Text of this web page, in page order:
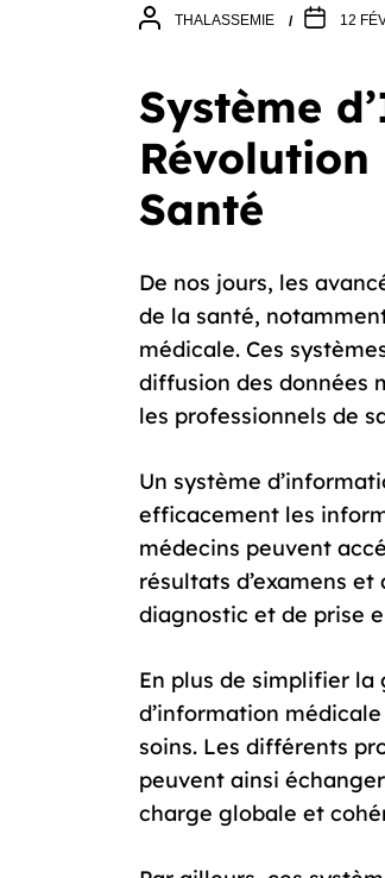
THALASSEMIE 12
Système
Santé
De nos jours, les
de la santé,
médicale. Ces
diffusion des données
les professionnels de
Un système
efficacement les
médecins peuvent
résultats d’examens
diagnostic et de prise
En plus de simplifier la
d’information
soins. Les différents
peuvent ainsi
charge globale et